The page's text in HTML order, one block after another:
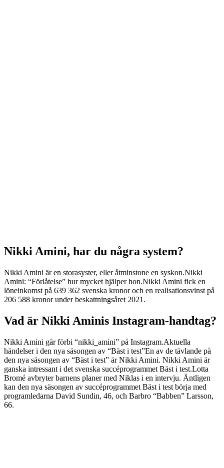
Nikki Amini, har du några system?
Nikki Amini är en storasyster, eller åtminstone en syskon.Nikki
Amini: “Förlåtelse” hur mycket hjälper hon.Nikki Amini fick en
löneinkomst på 639 362 svenska kronor och en realisationsvinst på
206 588 kronor under beskattningsåret 2021.
Vad är Nikki Aminis Instagram-handtag?
Nikki Amini går förbi “nikki_amini” på Instagram.Aktuella
händelser i den nya säsongen av “Bäst i test”En av de tävlande på
den nya säsongen av “Bäst i test” är Nikki Amini. Nikki Amini är
ganska intressant i det svenska succéprogrammet Bäst i test.Lotta
Bromé avbryter barnens planer med Niklas i en intervju. Äntligen
kan den nya säsongen av succéprogrammet Bäst i test börja med
programledarna David Sundin, 46, och Barbro “Babben” Larsson,
66.